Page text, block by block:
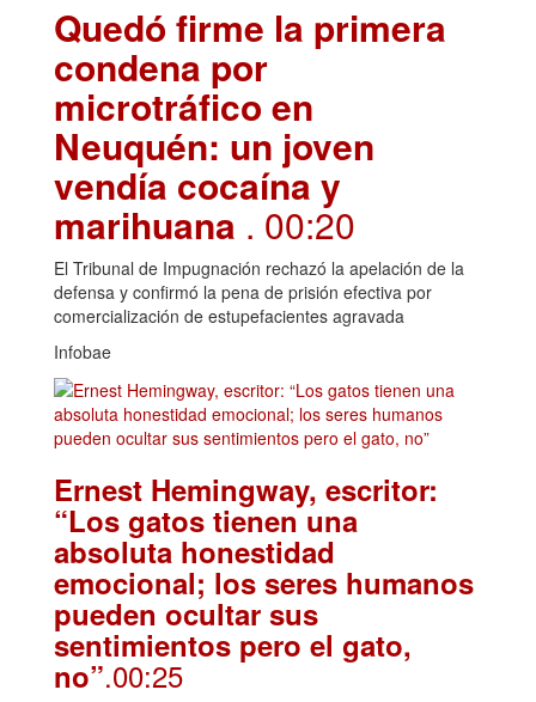
Quedó firme la primera
condena por
microtráfico en
Neuquén: un joven
vendía cocaína y
marihuana . 00:20
El Tribunal de Impugnación rechazó la apelación de la
defensa y confirmó la pena de prisión efectiva por
comercialización de estupefacientes agravada
Infobae
Ernest Hemingway, escritor:
“Los gatos tienen una
absoluta honestidad
emocional; los seres humanos
pueden ocultar sus
sentimientos pero el gato,
no”.00:25